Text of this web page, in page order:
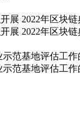
展 2022年区块
展 2022年区块
示范基地评估工
示范基地评估工